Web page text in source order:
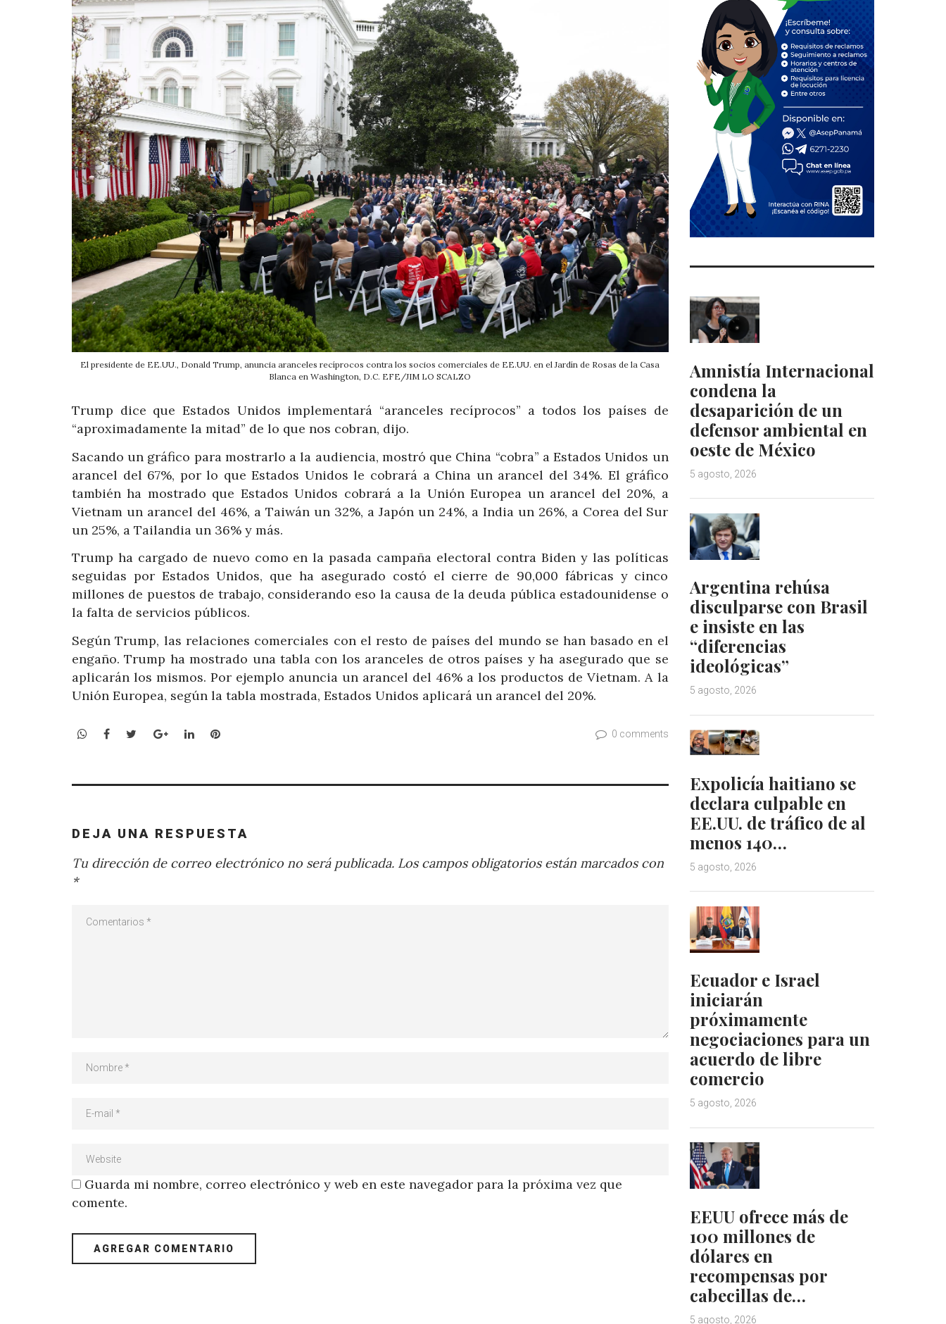
El presidente de EE.UU., Donald Trump, anuncia aranceles recíprocos contra los socios comerciales de EE.UU. en el Jardín de Rosas de la Casa
Blanca en Washington, D.C. EFE/JIM LO SCALZO
Trump dice que Estados Unidos implementará “aranceles recíprocos” a todos los países de
“aproximadamente la mitad” de lo que nos cobran, dijo.
Sacando un gráfico para mostrarlo a la audiencia, mostró que China “cobra” a Estados Unidos un
arancel del 67%, por lo que Estados Unidos le cobrará a China un arancel del 34%. El gráfico
también ha mostrado que Estados Unidos cobrará a la Unión Europea un arancel del 20%, a
Vietnam un arancel del 46%, a Taiwán un 32%, a Japón un 24%, a India un 26%, a Corea del Sur
un 25%, a Tailandia un 36% y más.
Trump ha cargado de nuevo como en la pasada campaña electoral contra Biden y las políticas
seguidas por Estados Unidos, que ha asegurado costó el cierre de 90,000 fábricas y cinco
millones de puestos de trabajo, considerando eso la causa de la deuda pública estadounidense o
la falta de servicios públicos.
Según Trump, las relaciones comerciales con el resto de países del mundo se han basado en el
engaño. Trump ha mostrado una tabla con los aranceles de otros países y ha asegurado que se
aplicarán los mismos. Por ejemplo anuncia un arancel del 46% a los productos de Vietnam. A la
Unión Europea, según la tabla mostrada, Estados Unidos aplicará un arancel del 20%.
WhatsApp
Facebook
TwitterGoogle+LinkedInPinterest 0 comments
DEJA UNA RESPUESTA
Tu dirección de correo electrónico no será publicada. Los campos obligatorios están marcados con
*
Guarda mi nombre, correo electrónico y web en este navegador para la próxima vez que
comente.
Amnistía Internacional
condena la
desaparición de un
defensor ambiental en
oeste de México
5 agosto, 2026
Argentina rehúsa
disculparse con Brasil
e insiste en las
“diferencias
ideológicas”
5 agosto, 2026
Expolicía haitiano se
declara culpable en
EE.UU. de tráfico de al
menos 140…
5 agosto, 2026
Ecuador e Israel
iniciarán
próximamente
negociaciones para un
acuerdo de libre
comercio
5 agosto, 2026
EEUU ofrece más de
100 millones de
dólares en
recompensas por
cabecillas de…
5 agosto, 2026